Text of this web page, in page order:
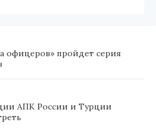
офицеров» пройдет серия
АПК России и Турции